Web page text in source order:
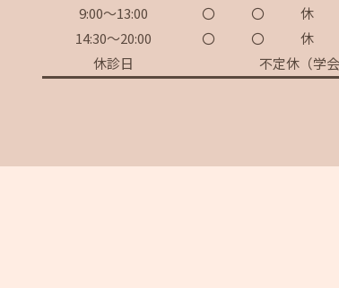
9:00～13:00
〇 〇 休
14:30～20:00
〇 〇 休
休診日
不定休（学